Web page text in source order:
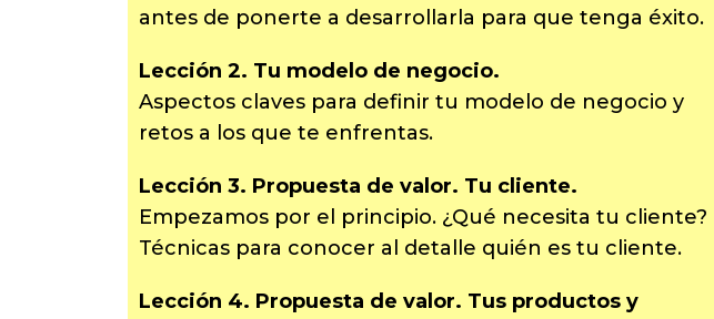
antes de ponerte a desarrollarla para que tenga éxito.
Lección 2. Tu modelo de negocio.
Aspectos claves para definir tu modelo de negocio y
retos a los que te enfrentas.
Lección 3. Propuesta de valor. Tu cliente.
Empezamos por el principio. ¿Qué necesita tu cliente?
Técnicas para conocer al detalle quién es tu cliente.
Lección 4. Propuesta de valor. Tus productos y